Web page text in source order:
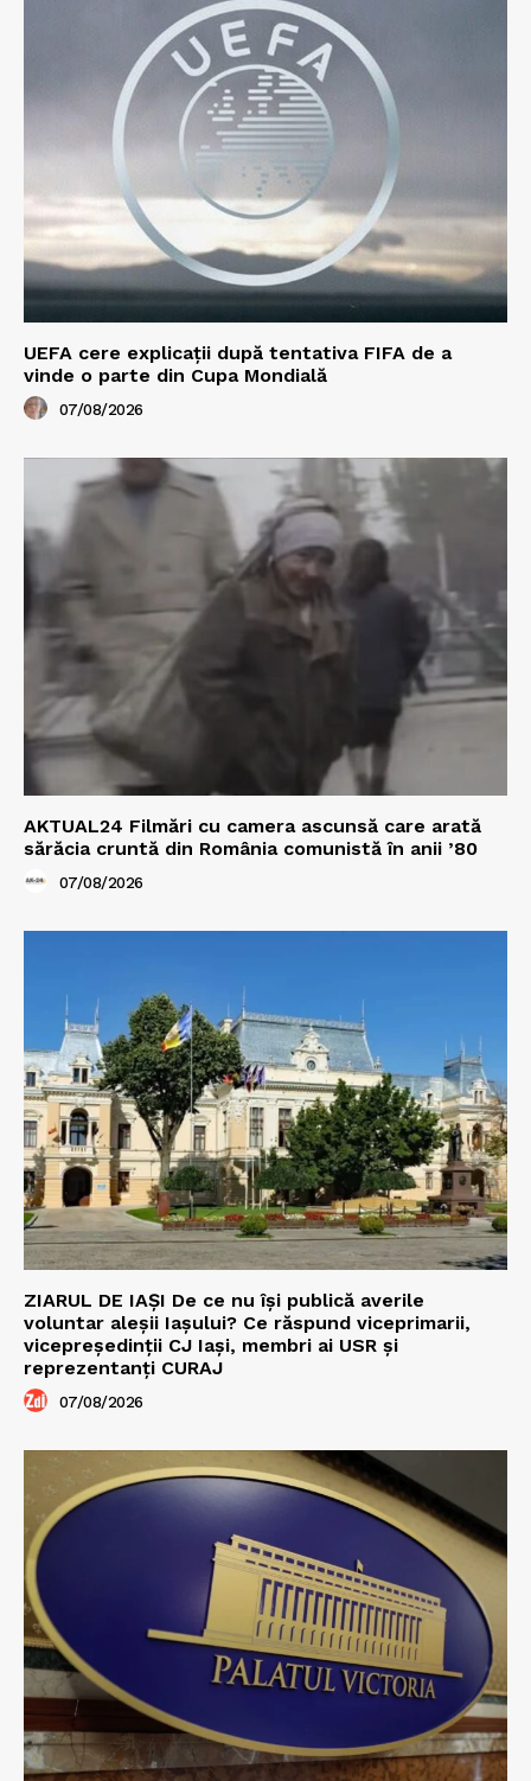
UEFA cere explicații după tentativa FIFA de a
vinde o parte din Cupa Mondială
07/08/2026
AKTUAL24 Filmări cu camera ascunsă care arată
sărăcia cruntă din România comunistă în anii ’80
07/08/2026
ZIARUL DE IAȘI De ce nu își publică averile
voluntar aleșii Iașului? Ce răspund viceprimarii,
vicepreședinții CJ Iași, membri ai USR și
reprezentanți CURAJ
07/08/2026